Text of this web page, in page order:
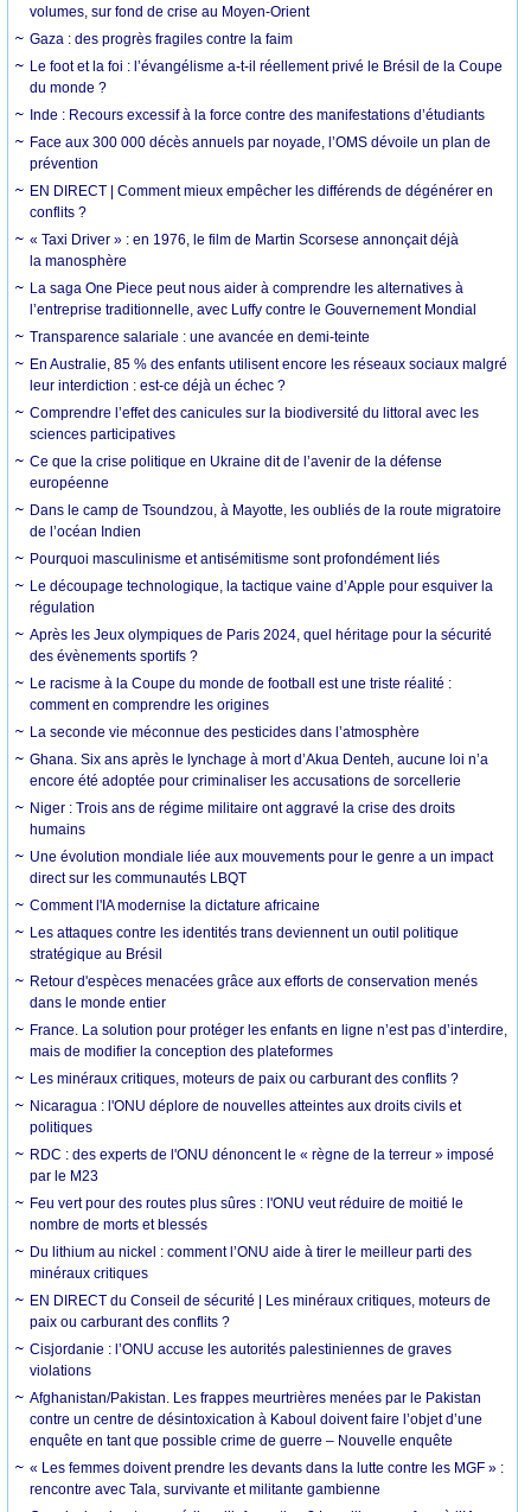
volumes, sur fond de crise au Moyen-Orient
Gaza : des progrès fragiles contre la faim
Le foot et la foi : l’évangélisme a-t-il réellement privé le Brésil de la Coupe
du monde ?
Inde : Recours excessif à la force contre des manifestations d’étudiants
Face aux 300 000 décès annuels par noyade, l’OMS dévoile un plan de
prévention
EN DIRECT | Comment mieux empêcher les différends de dégénérer en
conflits ?
« Taxi Driver » : en 1976, le film de Martin Scorsese annonçait déjà
la manosphère
La saga One Piece peut nous aider à comprendre les alternatives à
l’entreprise traditionnelle, avec Luffy contre le Gouvernement Mondial
Transparence salariale : une avancée en demi-teinte
En Australie, 85 % des enfants utilisent encore les réseaux sociaux malgré
leur interdiction : est-ce déjà un échec ?
Comprendre l’effet des canicules sur la biodiversité du littoral avec les
sciences participatives
Ce que la crise politique en Ukraine dit de l’avenir de la défense
européenne
Dans le camp de Tsoundzou, à Mayotte, les oubliés de la route migratoire
de l’océan Indien
Pourquoi masculinisme et antisémitisme sont profondément liés
Le découpage technologique, la tactique vaine d’Apple pour esquiver la
régulation
Après les Jeux olympiques de Paris 2024, quel héritage pour la sécurité
des évènements sportifs ?
Le racisme à la Coupe du monde de football est une triste réalité :
comment en comprendre les origines
La seconde vie méconnue des pesticides dans l’atmosphère
Ghana. Six ans après le lynchage à mort d’Akua Denteh, aucune loi n’a
encore été adoptée pour criminaliser les accusations de sorcellerie
Niger : Trois ans de régime militaire ont aggravé la crise des droits
humains
Une évolution mondiale liée aux mouvements pour le genre a un impact
direct sur les communautés LBQT
Comment l'IA modernise la dictature africaine
Les attaques contre les identités trans deviennent un outil politique
stratégique au Brésil
Retour d'espèces menacées grâce aux efforts de conservation menés
dans le monde entier
France. La solution pour protéger les enfants en ligne n’est pas d’interdire,
mais de modifier la conception des plateformes
Les minéraux critiques, moteurs de paix ou carburant des conflits ?
Nicaragua : l'ONU déplore de nouvelles atteintes aux droits civils et
politiques
RDC : des experts de l'ONU dénoncent le « règne de la terreur » imposé
par le M23
Feu vert pour des routes plus sûres : l'ONU veut réduire de moitié le
nombre de morts et blessés
Du lithium au nickel : comment l’ONU aide à tirer le meilleur parti des
minéraux critiques
EN DIRECT du Conseil de sécurité | Les minéraux critiques, moteurs de
paix ou carburant des conflits ?
Cisjordanie : l’ONU accuse les autorités palestiniennes de graves
violations
Afghanistan/Pakistan. Les frappes meurtrières menées par le Pakistan
contre un centre de désintoxication à Kaboul doivent faire l’objet d’une
enquête en tant que possible crime de guerre – Nouvelle enquête
« Les femmes doivent prendre les devants dans la lutte contre les MGF » :
rencontre avec Tala, survivante et militante gambienne